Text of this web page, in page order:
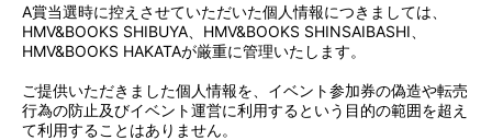
A賞当選時に控えさせていただいた個人情報につきましては、
HMV&BOOKS SHIBUYA、HMV&BOOKS SHINSAIBASHI、
HMV&BOOKS HAKATAが厳重に管理いたします。
ご提供いただきました個人情報を、イベント参加券の偽造や転売
行為の防止及びイベント運営に利用するという目的の範囲を超え
て利用することはありません。